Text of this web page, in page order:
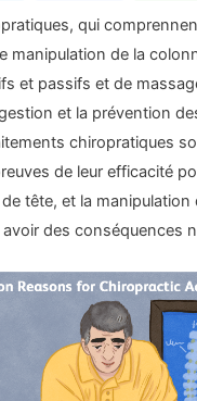
qui
manipulation de la
et passifs et de
et la prévention
chiropratiques
de leur efficacité
tête, et la manipulation
des conséquences